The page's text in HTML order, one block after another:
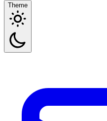
Theme